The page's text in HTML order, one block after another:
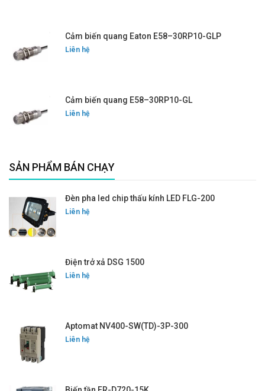
Cảm biến quang Eaton E58–30RP10-GLP
Liên hệ
Cảm biến quang E58–30RP10-GL
Liên hệ
SẢN PHẨM BÁN CHẠY
Đèn pha led chip thấu kính LED FLG-200
Liên hệ
Điện trở xả DSG 1500
Liên hệ
Aptomat NV400-SW(TD)-3P-300
Liên hệ